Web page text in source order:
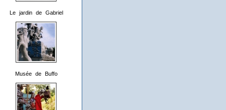
Le jardin de Gabriel
Musée de Buffo